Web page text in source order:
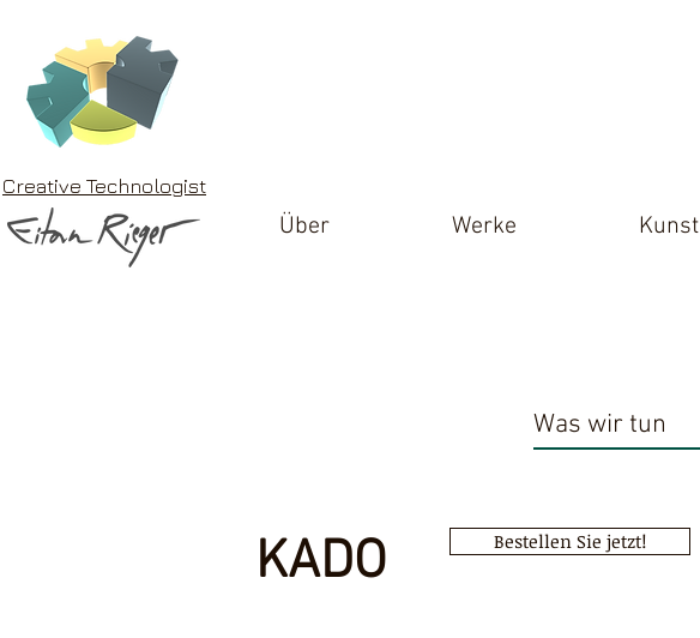
Creative Technologist
Über Werke Kunst
Was wir tun
KADO Bestellen Sie jetzt!